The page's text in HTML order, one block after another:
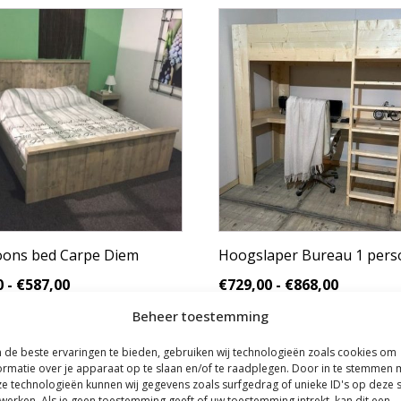
Beheer toestemming
de beste ervaringen te bieden, gebruiken wij technologieën zoals cookies om
over je apparaat op te slaan en/of te raadplegen. Door in te stemmen
technologieën kunnen wij gegevens zoals surfgedrag of unieke ID's op deze
bed Carpe Diem
- €587,00Prijsklasse:
€587,00
Hoogslaper Bureau 1
€729,00 - €868,00
€868,00
product
heeft
meerdere
variaties.
gekozen
worden
op
de
productpagina